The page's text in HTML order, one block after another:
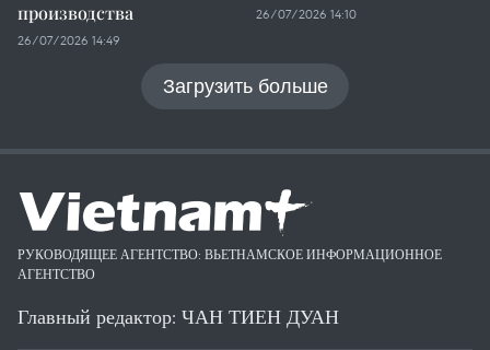
производства
26/07/2026 14:49
26/07/2026 14:10
Загрузить больше
РУКОВОДЯЩЕЕ АГЕНТСТВО: ВЬЕТНАМСКОЕ ИНФОРМАЦИОННОЕ
АГЕНТСТВО
Главный редактор: ЧАН ТИЕН ДУАН